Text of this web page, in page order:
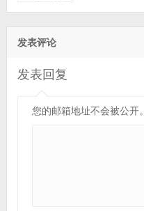
发表评论
发表回复
您的邮箱地址不会被公开。